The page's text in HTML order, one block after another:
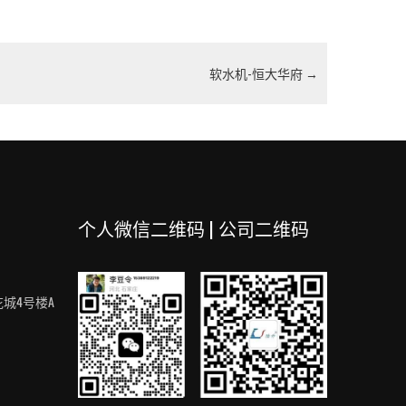
软水机-恒大华府 →
4号楼A
个人微信二维码 | 公司二维码